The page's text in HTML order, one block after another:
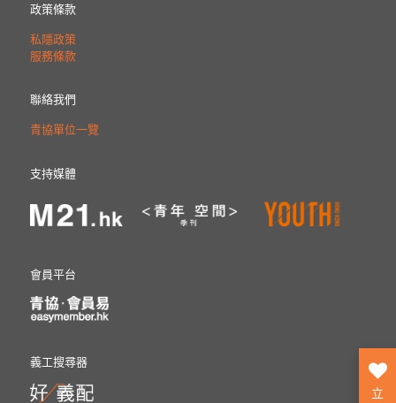
政策條款
私隱政策
服務條款
聯絡我們
青協單位一覽
支持媒體
會員平台
義工搜尋器
立